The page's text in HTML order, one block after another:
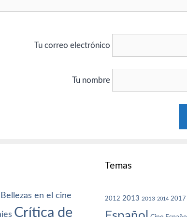
Tu correo electrónico
Tu nombre
Bellezas en el cine
Crítica de
Temas
2012 2013 2013 2014 2017